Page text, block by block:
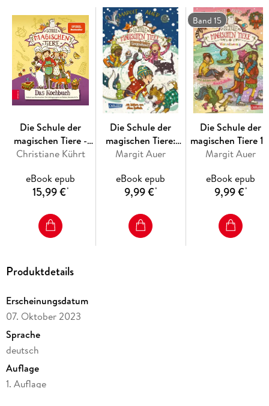
Dann mal raus die Schüsseln, die Schneebesen in die Hand
und losgerührt! Denn die Familie mit einer
selbstgebackenen Köstlichkeitzu überraschen oder auch
gemeinsam mit Freund*innen zu backen, das macht richtig
viel Spaß.
Die Schule der
magischen Tiere -
Das Kochbuch
Christiane Kührt
eBook epub
15,99 €*
Die Schule der
magischen Tiere:
Eingeschneit! Ein
Margit Auer
eBook epub
9,99 €*
Band 15
Die Schule der
magischen Tiere
Vierundzwanzig
Margit Auer
eBook epub
9,99 €*
Produktdetails
Erscheinungsdatum
07. Oktober 2023
Sprache
deutsch
Auflage
1. Auflage